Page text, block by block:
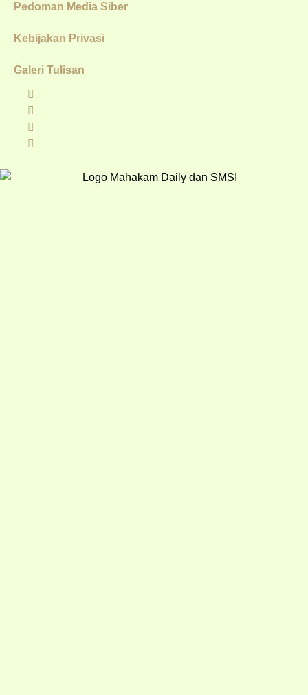
Pedoman Media Siber
Kebijakan Privasi
Galeri Tulisan